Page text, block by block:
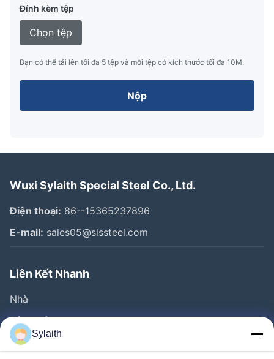
Đính kèm tệp
Chọn tệp
Bạn có thể tải lên tối đa 5 tệp và mỗi tệp có kích thước tối đa 10M.
Nộp
Wuxi Sylaith Special Steel Co., Ltd.
Điện thoại: 86--15365237896
E-mail: sales05@slssteel.com
Liên Kết Nhanh
Nhà
Sản Phẩm
Video
Sylaith